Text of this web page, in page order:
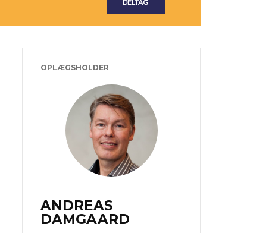
OPLÆGSHOLDER
ANDREAS
DAMGAARD